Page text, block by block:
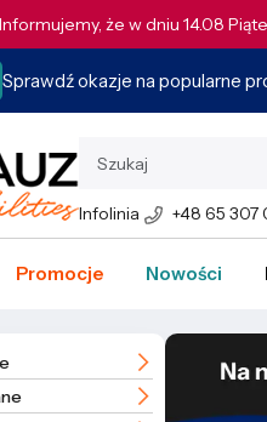
że w dniu 14.08
Sprawdź okazje na popularne
Infolinia +48 65 307
Promocje Nowości